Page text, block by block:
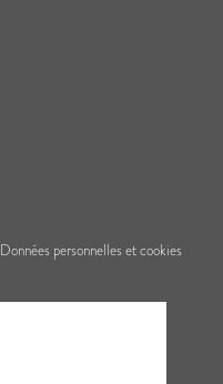
Données personnelles et cookies